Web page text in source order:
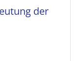
der